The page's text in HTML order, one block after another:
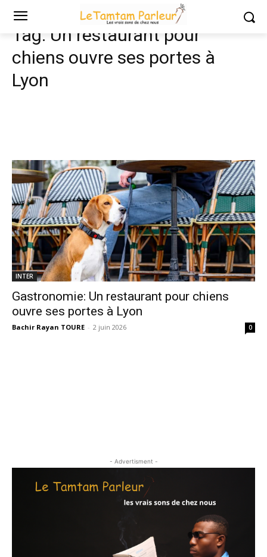
Tags Un restaurant pour chiens ouvre ses portes à Lyon
Tag: Un restaurant pour
chiens ouvre ses portes à
Lyon
INTER
Gastronomie: Un restaurant pour chiens
ouvre ses portes à Lyon
Bachir Rayan TOURE - 2 juin 2026 0
- Advertisment -